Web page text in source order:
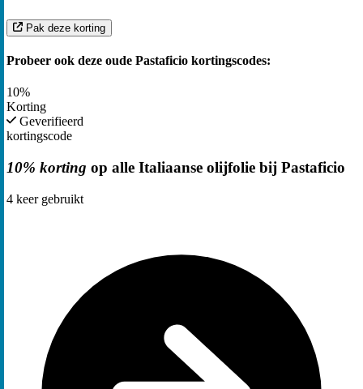
Pak deze korting
Probeer ook deze oude Pastaficio kortingscodes:
10%
Korting
Geverifieerd
kortingscode
10% korting op alle Italiaanse olijfolie bij Pastaficio
4 keer gebruikt